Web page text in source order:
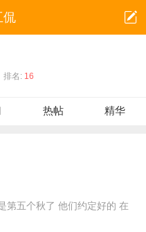
侃
排名: 16
热帖 精华
第五个秋了 他们约定好的 在